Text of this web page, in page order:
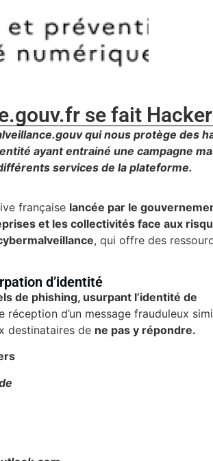
se fait Hacker
qui nous protège des
ayant entrainé une campagne
services de la plateforme.
française lancée par le
et les collectivités face aux
, qui offre des
d’identité
de phishing, usurpant l’identité de
réception d’un message frauduleux
destinataires de ne pas y répondre.